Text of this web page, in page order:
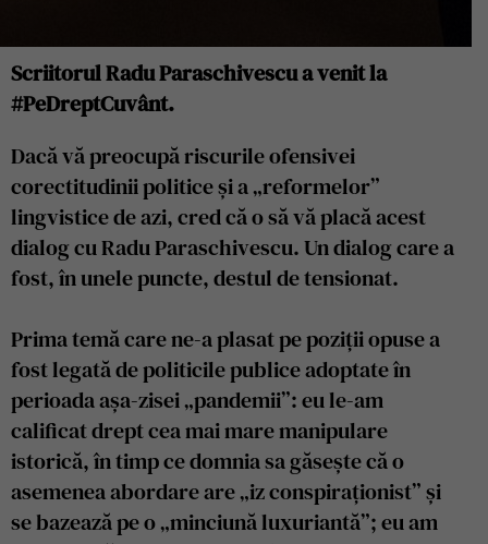
Scriitorul Radu Paraschivescu a venit la
#PeDreptCuvânt.
Dacă vă preocupă riscurile ofensivei
corectitudinii politice și a „reformelor”
lingvistice de azi, cred că o să vă placă acest
dialog cu Radu Paraschivescu. Un dialog care a
fost, în unele puncte, destul de tensionat.
Prima temă care ne-a plasat pe poziții opuse a
fost legată de politicile publice adoptate în
perioada așa-zisei „pandemii”: eu le-am
calificat drept cea mai mare manipulare
istorică, în timp ce domnia sa găsește că o
asemenea abordare are „iz conspiraționist” și
se bazează pe o „minciună luxuriantă”; eu am